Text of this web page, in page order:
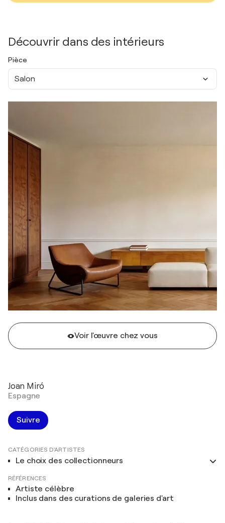
Découvrir dans des intérieurs
Pièce
Salon
Voir l'œuvre chez vous
Joan Miró
Espagne
Suivre
CATÉGORIES D'ARTISTES
Le choix des collectionneurs
RÉFÉRENCES
Artiste célèbre
Inclus dans des curations de galeries d'art